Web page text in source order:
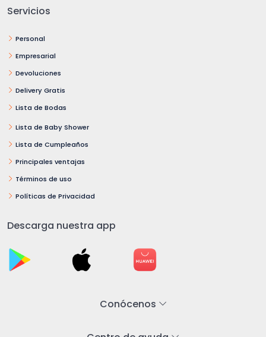
Servicios
Personal
Empresarial
Devoluciones
Delivery Gratis
Lista de Bodas
Lista de Baby Shower
Lista de Cumpleaños
Principales ventajas
Términos de uso
Políticas de Privacidad
Descarga nuestra app
Conócenos